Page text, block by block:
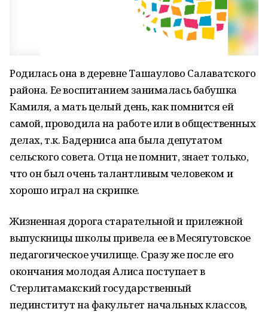
Родилась она в деревне Ташаулово Салаватского
района. Ее воспитанием занималась бабушка
Камиля, а мать целый день, как помнится ей
самой, проводила на работе или в общественных
делах, т.к. Бадерниса апа была депутатом
сельского совета. Отца не помнит, знает только,
что он был очень талантливым человеком и
хорошо играл на скрипке.
Жизненная дорога старательной и прилежной
выпускницы школы привела ее в Месягутовское
педагогическое училище. Сразу же после его
окончания молодая Алиса поступает в
Стерлитамакский государственный
пединститут на факультет начальных классов,